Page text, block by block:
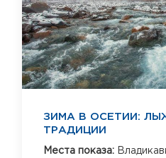
ЗИМА В ОСЕТИИ:
ТРАДИЦИИ
Места показа: